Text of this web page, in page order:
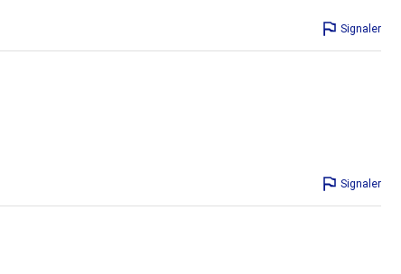
Signaler
Signaler